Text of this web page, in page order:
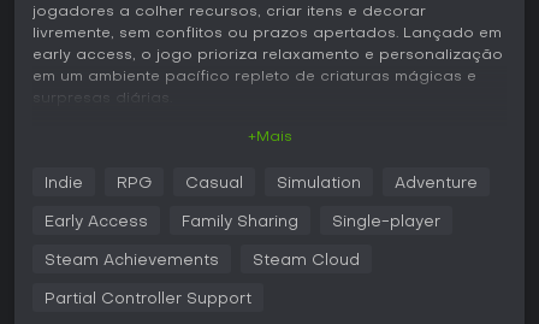
jogadores a colher recursos, criar itens e decorar
livremente, sem conflitos ou prazos apertados. Lançado em
early access, o jogo prioriza relaxamento e personalização
em um ambiente pacífico repleto de criaturas mágicas e
surpresas diárias.
com itens coletados, cultivados ou criados. As habilidades
colher frutas ou gerenciar estoque, desbloqueando
maiores rendimentos. A criação é simples: basta posicionar
+Mais
Indie RPG Casual Simulation Adventure
Early Access Family Sharing Single-player
Steam Achievements Steam Cloud
Partial Controller Support